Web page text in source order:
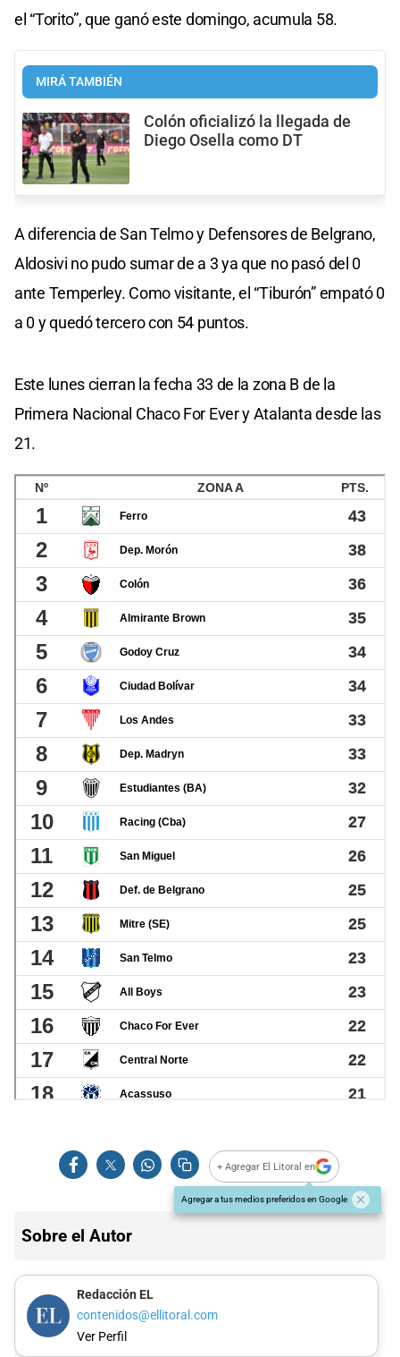
el “Torito”, que ganó este domingo, acumula 58.
MIRÁ TAMBIÉN
Colón oficializó la llegada de
Diego Osella como DT
A diferencia de San Telmo y Defensores de Belgrano,
Aldosivi no pudo sumar de a 3 ya que no pasó del 0
ante Temperley. Como visitante, el “Tiburón” empató 0
a 0 y quedó tercero con 54 puntos.
Este lunes cierran la fecha 33 de la zona B de la
Primera Nacional Chaco For Ever y Atalanta desde las
21.
+ Agregar El Litoral en
Agregar a tus medios preferidos en Google
Sobre el Autor
Redacción EL
contenidos@ellitoral.com
Ver Perfil